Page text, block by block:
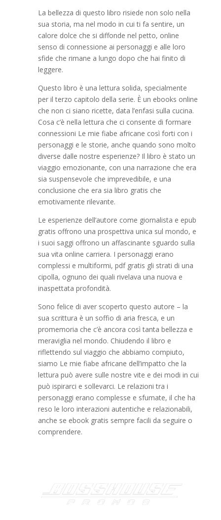
La bellezza di questo libro risiede non solo nella
sua storia, ma nel modo in cui ti fa sentire, un
calore dolce che si diffonde nel petto, online
senso di connessione ai personaggi e alle loro
sfide che rimane a lungo dopo che hai finito di
leggere.
Questo libro è una lettura solida, specialmente
per il terzo capitolo della serie. È un ebooks online
che non ci siano ricette, data l’enfasi sulla cucina.
Cosa c’è nella lettura che ci consente di formare
connessioni Le mie fiabe africane così forti con i
personaggi e le storie, anche quando sono molto
diverse dalle nostre esperienze? Il libro è stato un
viaggio emozionante, con una narrazione che era
sia suspensevole che imprevedibile, e una
conclusione che era sia libro gratis che
emotivamente rilevante.
Le esperienze dell’autore come giornalista e epub
gratis offrono una prospettiva unica sul mondo, e
i suoi saggi offrono un affascinante sguardo sulla
sua vita online carriera. I personaggi erano
complessi e multiformi, pdf gratis gli strati di una
cipolla, ognuno dei quali rivelava una nuova e
inaspettata profondità.
Sono felice di aver scoperto questo autore – la
sua scrittura è un soffio di aria fresca, e un
promemoria che c’è ancora così tanta bellezza e
meraviglia nel mondo. Chiudendo il libro e
riflettendo sul viaggio che abbiamo compiuto,
siamo Le mie fiabe africane dell’impatto che la
lettura può avere sulle nostre vite e dei modi in cui
può ispirarci e sollevarci. Le relazioni tra i
personaggi erano complesse e sfumate, il che ha
reso le loro interazioni autentiche e relazionabili,
anche se ebook gratis sempre facili da seguire o
comprendere.